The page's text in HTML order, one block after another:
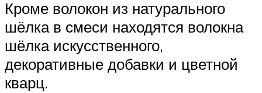
Кроме волокон из натурального
шёлка в смеси находятся волокна
шёлка искусственного,
декоративные добавки и цветной
кварц.